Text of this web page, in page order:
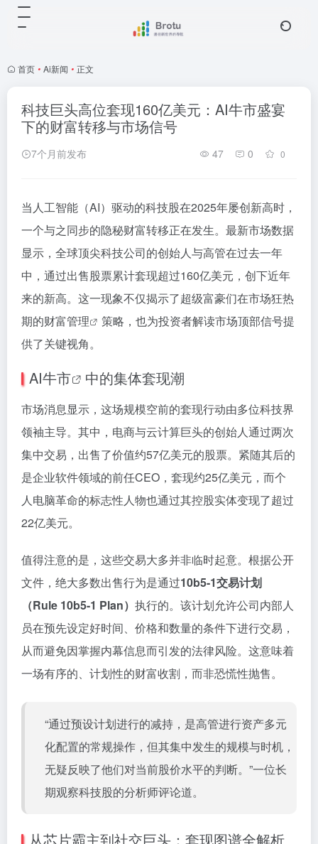
首页 • Ai新闻 • 正文
科技巨头高位套现160亿美元：AI牛市盛宴
下的财富转移与市场信号
7个月前发布 47 0 0
当人工智能（AI）驱动的科技股在2025年屡创新高时，
一个与之同步的隐秘财富转移正在发生。最新市场数据
显示，全球顶尖科技公司的创始人与高管在过去一年
中，通过出售股票累计套现超过160亿美元，创下近年
来的新高。这一现象不仅揭示了超级富豪们在市场狂热
期的财富管理
策略，也为投资者解读市场顶部信号提
供了关键视角。
AI牛市 中的集体套现潮
市场消息显示，这场规模空前的套现行动由多位科技界
领袖主导。其中，电商与云计算巨头的创始人通过两次
集中交易，出售了价值约57亿美元的股票。紧随其后的
是企业软件领域的前任CEO，套现约25亿美元，而个
人电脑革命的标志性人物也通过其控股实体变现了超过
22亿美元。
值得注意的是，这些交易大多并非临时起意。根据公开
文件，绝大多数出售行为是通过10b5-1交易计划
（Rule 10b5-1 Plan） 执行的。该计划允许公司内部人
员在预先设定好时间、价格和数量的条件下进行交易，
从而避免因掌握内幕信息而引发的法律风险。这意味着
一场有序的、计划性的财富收割，而非恐慌性抛售。
“通过预设计划进行的减持，是高管进行资产多元
化配置的常规操作，但其集中发生的规模与时机，
无疑反映了他们对当前股价水平的判断。”一位长
期观察科技股的分析师评论道。
从芯片霸主到社交巨头：套现图谱全解析